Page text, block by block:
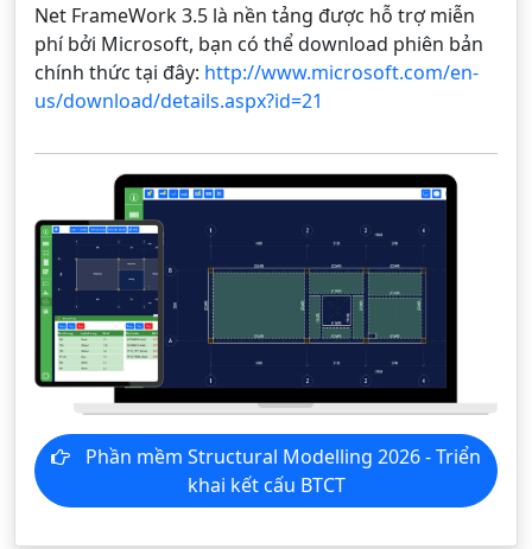
Net FrameWork 3.5 là nền tảng được hỗ trợ miễn
phí bởi Microsoft, bạn có thể download phiên bản
chính thức tại đây: http://www.microsoft.com/en-
us/download/details.aspx?id=21
Phần mềm Structural Modelling 2026 - Triển
khai kết cấu BTCT